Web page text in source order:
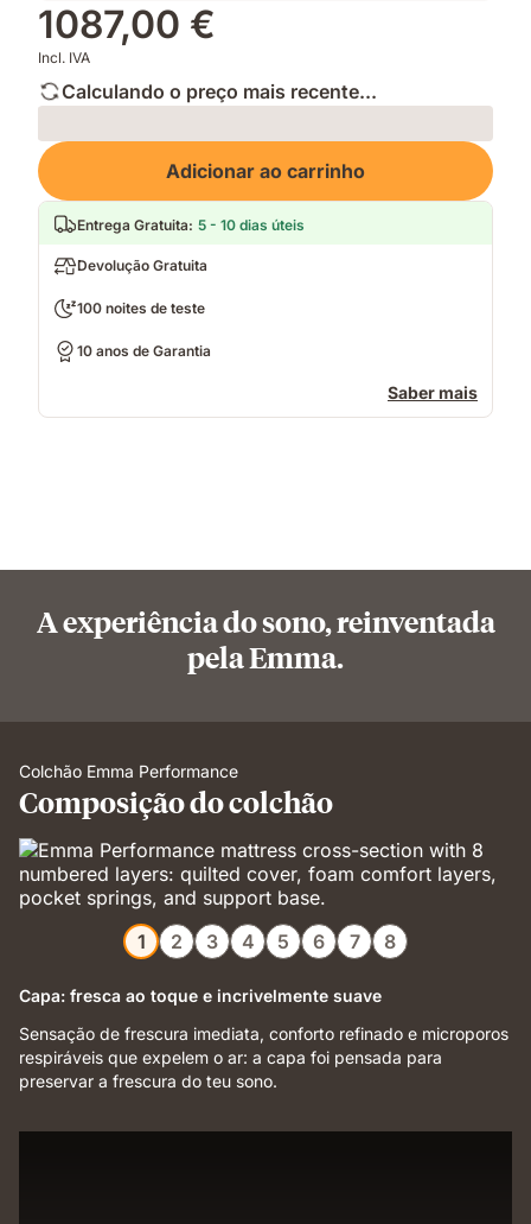
1087,00 €
Incl. IVA
Calculando o preço mais recente...
Loading
Adicionar ao carrinho
Entrega Gratuita: 5 - 10 dias úteis
Devolução Gratuita
100 noites de teste
10 anos de Garantia
Saber mais
A experiência do sono, reinventada
pela Emma.
Colchão Emma Performance
Composição do colchão
1 2 3 4 5 6 7 8
Capa: fresca ao toque e incrivelmente suave
Sensação de frescura imediata, conforto refinado e microporos
respiráveis que expelem o ar: a capa foi pensada para
preservar a frescura do teu sono.